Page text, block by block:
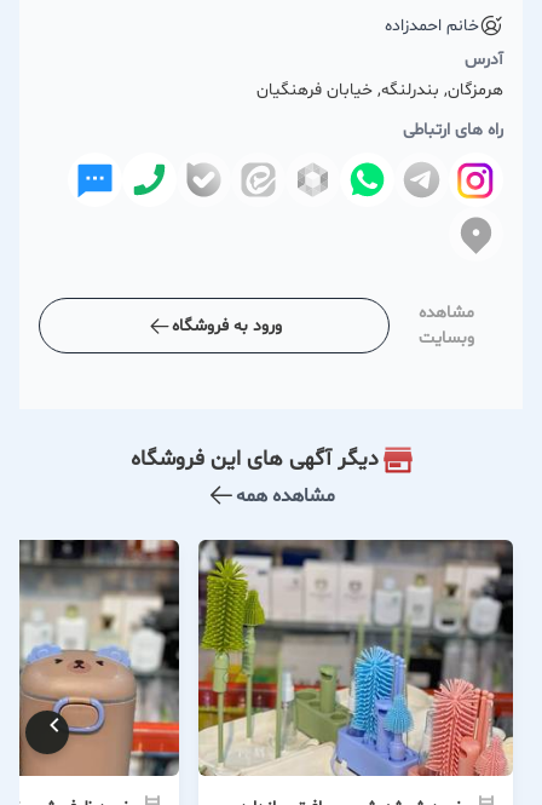
خانم احمدزاده
آدرس
هرمزگان, بندرلنگه, خیابان فرهنگیان
راه های ارتباطی
مشاهده
وبسایت
ورود به فروشگاه
دیگر آگهی های این فروشگاه
مشاهده همه